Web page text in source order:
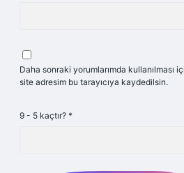
Daha sonraki yorumlarımda kullanılması
site adresim bu tarayıcıya kaydedilsin.
9 - 5 kaçtır? *